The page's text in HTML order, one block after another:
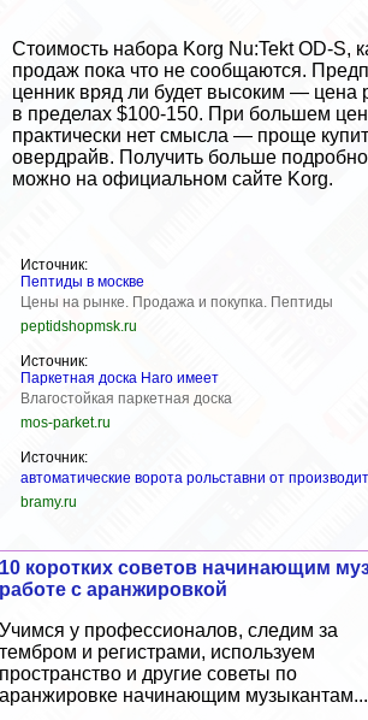
Источник:
Пептиды в москве
Цены на рынке. Продажа и покупка. Пептиды
peptidshopmsk.ru
Источник:
Паркетная доска Haro имеет
Влагостойкая паркетная доска
mos-parket.ru
Источник:
автоматические ворота рольставни от
bramy.ru
Стоимость набора Korg Nu:Tekt OD-S,
продаж пока что не сообщаются.
ценник вряд ли будет высоким — цена
в пределах $100-150. При большем
пpaктически нет смысла — проще
овердрайв. Получить больше
можно на официальном сайте Korg.
10 коротких советов начинающим
работе с аранжировкой
Учимся у профессионалов, следим за
тембром и регистрами, используем
прострaнcтво и другие советы по
аранжировке начинающим